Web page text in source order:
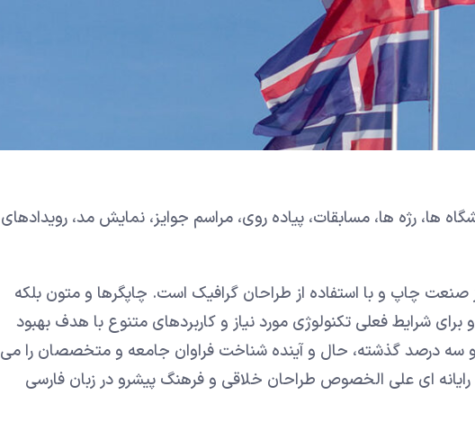
ها، رژه ها، مسابقات، پیاده روی، مراسم جوایز، نمایش مد، رویدادهای
صنعت چاپ و با استفاده از طراحان گرافیک است. چاپگرها و متون بلکه
شرایط فعلی تکنولوژی مورد نیاز و کاربردهای متنوع با هدف بهبود
و سه درصد گذشته، حال و آینده شناخت فراوان جامعه و متخصصان را می
رایانه ای علی الخصوص طراحان خلاقی و فرهنگ پیشرو در زبان فارسی